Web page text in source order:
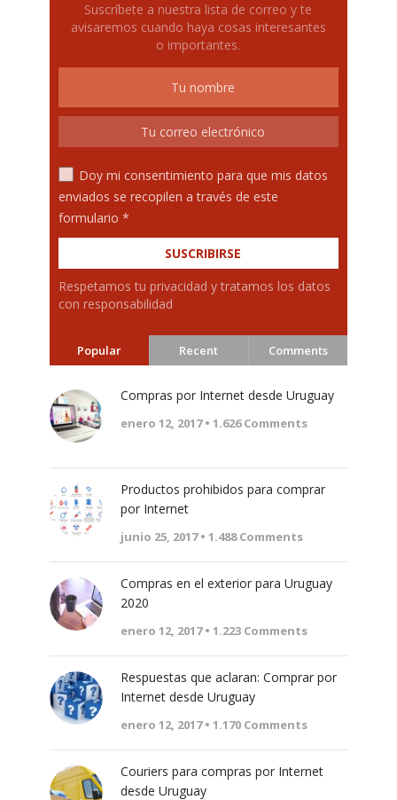
Suscríbete a nuestra lista de correo y te
avisaremos cuando haya cosas interesantes
o importantes.
Doy mi consentimiento para que mis datos
enviados se recopilen a través de este
formulario *
Respetamos tu privacidad y tratamos los datos
con responsabilidad
Popular Recent Comments
Compras por Internet desde Uruguay
enero 12, 2017 • 1.626Comments
Productos prohibidos para comprar
por Internet
junio 25, 2017 • 1.488Comments
Compras en el exterior para Uruguay
2020
enero 12, 2017 • 1.223Comments
Respuestas que aclaran: Comprar por
Internet desde Uruguay
enero 12, 2017 • 1.170Comments
Couriers para compras por Internet
desde Uruguay